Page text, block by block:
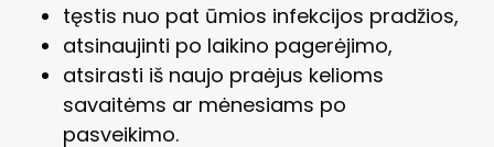
tęstis nuo pat ūmios infekcijos pradžios,
atsinaujinti po laikino pagerėjimo,
atsirasti iš naujo praėjus kelioms
savaitėms ar mėnesiams po
pasveikimo.